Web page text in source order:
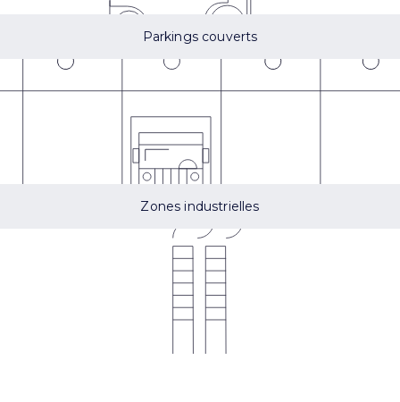
Parkings couverts
Zones industrielles